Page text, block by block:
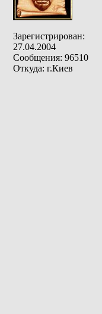
Зарегистрирован:
27.04.2004
Сообщения: 96510
Откуда: г.Киев